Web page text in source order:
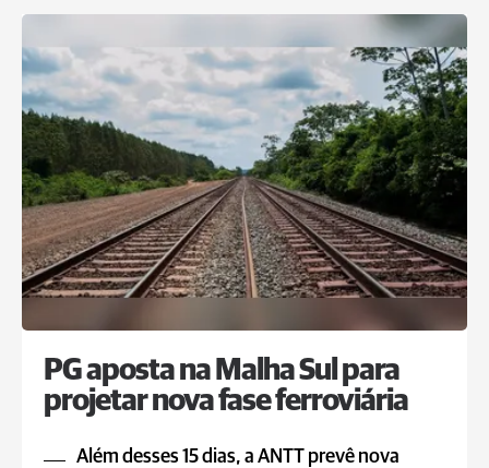
PG aposta na Malha Sul para
projetar nova fase ferroviária
Além desses 15 dias, a ANTT prevê nova